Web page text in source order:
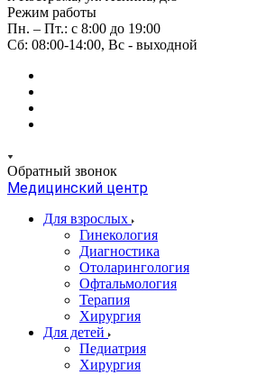
Режим работы
Пн. – Пт.: с 8:00 до 19:00
Сб: 08:00-14:00, Вс - выходной
Обратный звонок
Медицинский центр
Для взрослых
Гинекология
Диагностика
Отоларингология
Офтальмология
Терапия
Хирургия
Для детей
Педиатрия
Хирургия